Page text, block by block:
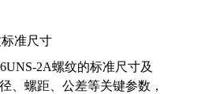
准尺寸
2A螺纹的标准尺寸及
、螺距、公差等关键参数，